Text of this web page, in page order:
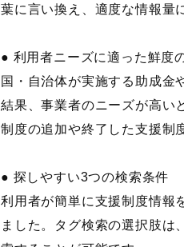
葉に言い換え、適度な情報量
● 利用者ニーズに適った鮮度
国・自治体が実施する助成金
結果、事業者のニーズが高い
制度の追加や終了した支援制
● 探しやすい3つの検索条件
利用者が簡単に支援制度情報
ました。タグ検索の選択肢は